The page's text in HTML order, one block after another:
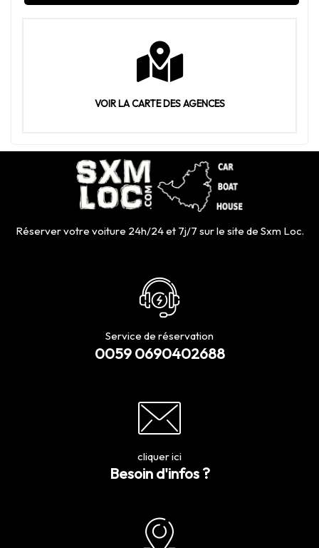
VOIR LA CARTE DES AGENCES
Réserver votre voiture 24h/24 et 7j/7 sur le site de Sxm Loc.
Service de réservation
0059 0690402688
cliquer ici
Besoin d'infos ?